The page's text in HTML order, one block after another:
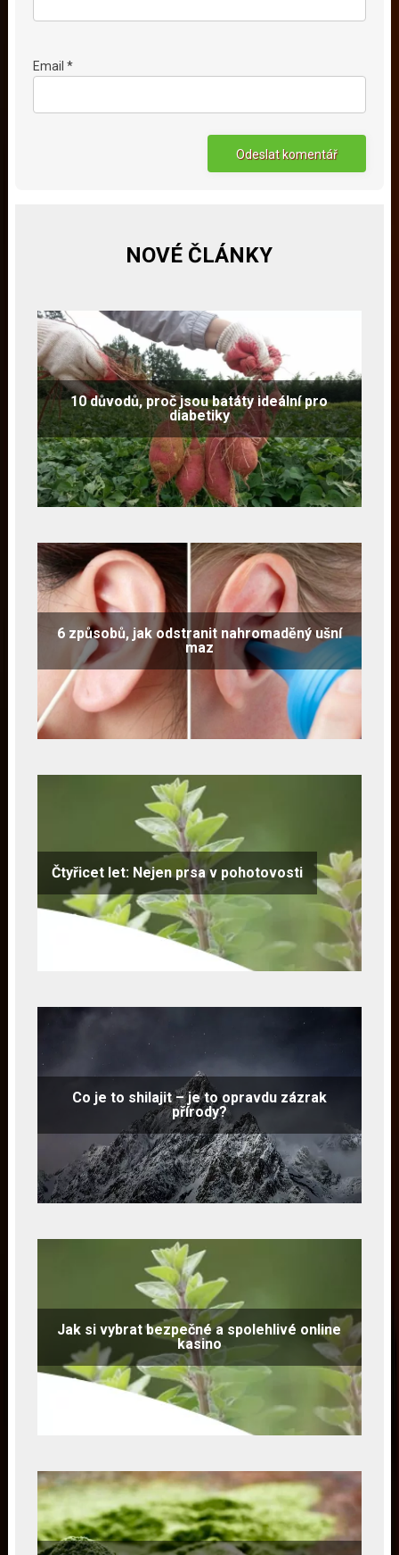
Email *
NOVÉ ČLÁNKY
10 důvodů, proč jsou batáty ideální pro
diabetiky
6 způsobů, jak odstranit nahromaděný ušní
maz
Čtyřicet let: Nejen prsa v pohotovosti
Co je to shilajit – je to opravdu zázrak
přírody?
Jak si vybrat bezpečné a spolehlivé online
kasino